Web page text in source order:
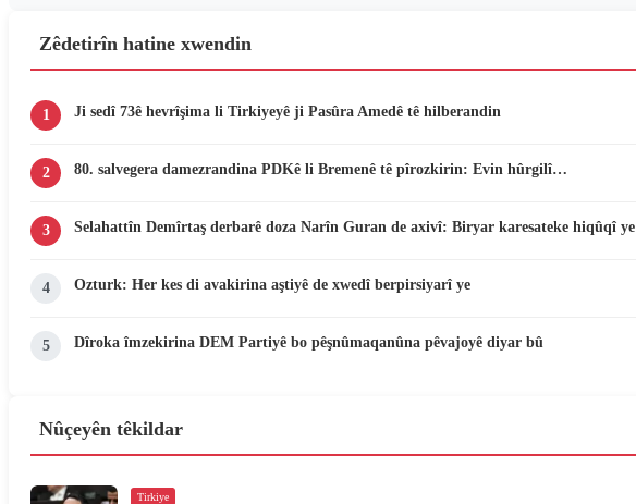
Zêdetirîn hatine xwendin
1 Ji sedî 73ê hevrîşima li Tirkiyeyê ji Pasûra Amedê tê hilberandin
2 80. salvegera damezrandina PDKê li Bremenê tê pîrozkirin: Evin hûrgilî…
3 Selahattîn Demîrtaş derbarê doza Narîn Guran de axivî: Biryar karesateke hiqûqî ye
4 Ozturk: Her kes di avakirina aştiyê de xwedî berpirsiyarî ye
5 Dîroka îmzekirina DEM Partiyê bo pêşnûmaqanûna pêvajoyê diyar bû
Nûçeyên têkildar
Tirkiye